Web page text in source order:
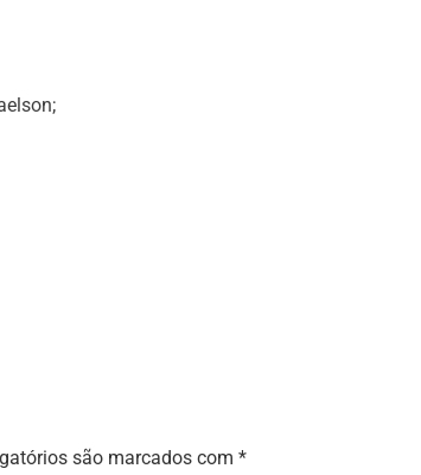
são marcados com *